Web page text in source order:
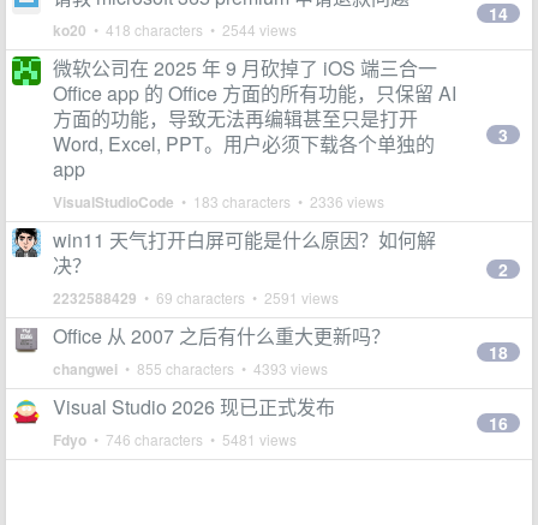
ko20 • 418 characters • 2544 views
14
微软公司在 2025 年 9 月砍掉了 iOS 端三合一
Office app 的 Office 方面的所有功能，只保留 AI
方面的功能，导致无法再编辑甚至只是打开
Word, Excel, PPT。用户必须下载各个单独的
app
VisualStudioCode • 183 characters • 2336 views
3
win11 天气打开白屏可能是什么原因？如何解
决？
2232588429 • 69 characters • 2591 views
2
Office 从 2007 之后有什么重大更新吗？
changwei • 855 characters • 4393 views
18
Visual Studio 2026 现已正式发布
Fdyo • 746 characters • 5481 views
16